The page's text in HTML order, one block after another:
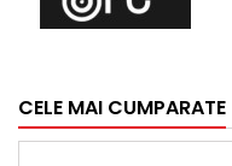
CELE MAI CUMPARATE